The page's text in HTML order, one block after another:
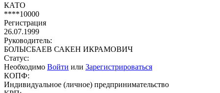
КАТО
****10000
Регистрация
26.07.1999
Руководитель:
БОЛЫСБАЕВ САКЕН ИКРАМОВИЧ
Статус:
Необходимо Войти или Зарегистрироваться
КОПФ:
Индивидуальное (личное) предпринимательство